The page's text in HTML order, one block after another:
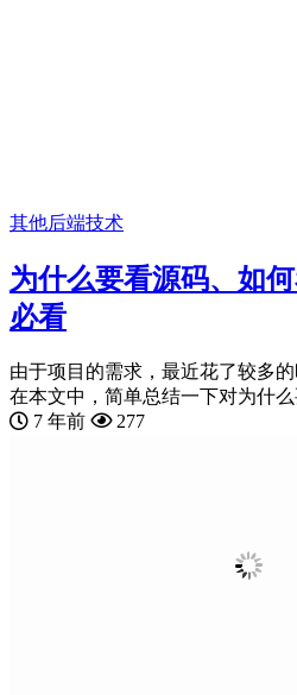
其他后端技术
为什么要看源码、如
必看
由于项目的需求，最近花了较多
在本文中，简单总结一下对为什
7 年前
277